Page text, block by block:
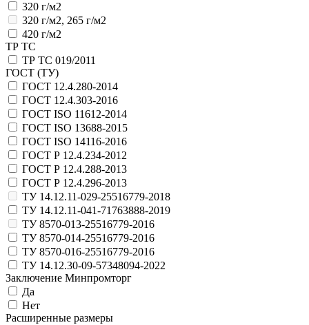
320 г/м2
320 г/м2, 265 г/м2
420 г/м2
ТР ТС
ТР ТС 019/2011
ГОСТ (ТУ)
ГОСТ 12.4.280-2014
ГОСТ 12.4.303-2016
ГОСТ ISO 11612-2014
ГОСТ ISO 13688-2015
ГОСТ ISO 14116-2016
ГОСТ Р 12.4.234-2012
ГОСТ Р 12.4.288-2013
ГОСТ Р 12.4.296-2013
ТУ 14.12.11-029-25516779-2018
ТУ 14.12.11-041-71763888-2019
ТУ 8570-013-25516779-2016
ТУ 8570-014-25516779-2016
ТУ 8570-016-25516779-2016
ТУ 14.12.30-09-57348094-2022
Заключение Минпромторг
Да
Нет
Расширенные размеры